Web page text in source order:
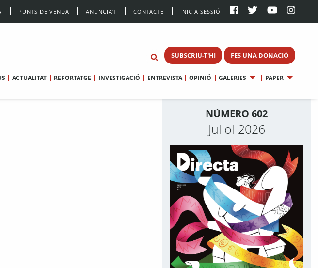
PUNTS DE VENDA ANUNCIA’T CONTACTE INICIA SESSIÓ
SUBSCRIU-T'HI FES UNA DONACIÓ
ACTUALITAT REPORTATGE INVESTIGACIÓ ENTREVISTA OPINIÓ GALERIES PAPER
NÚMERO 602
Juliol 2026